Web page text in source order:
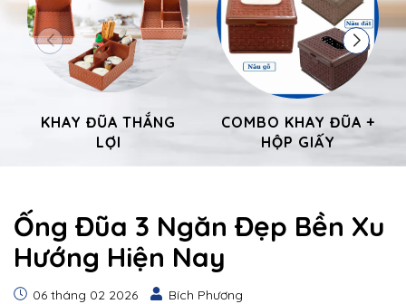
KHAY ĐŨA THẮNG
LỢI
COMBO KHAY ĐŨA +
HỘP GIẤY
Ống Đũa 3 Ngăn Đẹp Bền Xu
Hướng Hiện Nay
06 tháng 02 2026
Bích Phương